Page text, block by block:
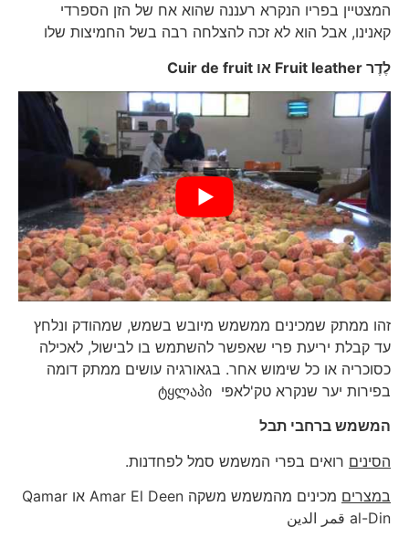
המצטיין בפריו הנקרא רעננה שהוא אח של הזן הספרדי
קאנינו, אבל הוא לא זכה להצלחה רבה בשל החמיצות שלו
לֶדֶרFruit leather או Cuir de fruit
זהו ממתק שמכינים ממשמש מיובש בשמש, שמהודק ונלחץ
עד קבלת יריעת פרי שאפשר להשתמש בו לבישול, לאכילה
כסוכריה או כל שימוש אחר. בגאורגיה עושים ממתק דומה
בפירות יער שנקרא טק'לאפּי ტყლაპი
המשמש ברחבי תבל
הסיניםרואים בפרי המשמש סמל לפחדנות.
במצרים
מכינים מהמשמש משקה Amar El Deen או Qamar
al-Din قمر الدين‎